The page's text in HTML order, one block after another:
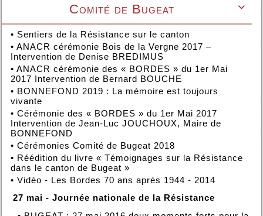

Comité de Bugeat
• Sentiers de la Résistance sur le canton
• ANACR cérémonie Bois de la Vergne 2017 –
Intervention de Denise BREDIMUS
• ANACR cérémonie des « BORDES » du 1er Mai
2017 Intervention de Bernard BOUCHE
• BONNEFOND 2019 : La mémoire est toujours
vivante
• Cérémonie des « BORDES » du 1er Mai 2017
Intervention de Jean-Luc JOUCHOUX, Maire de
BONNEFOND
• Cérémonies Comité de Bugeat 2018
• Réédition du livre « Témoignages sur la Résistance
dans le canton de Bugeat »
• Vidéo - Les Bordes 70 ans après 1944 - 2014
27 mai - Journée nationale de la Résistance